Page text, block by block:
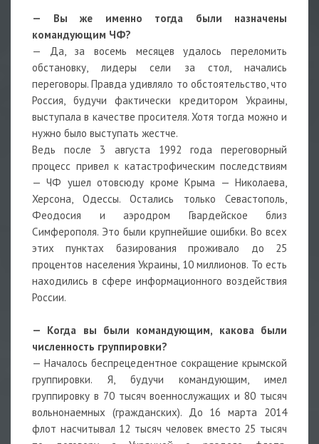
— Вы же именно тогда были назначены
командующим ЧФ?
— Да, за восемь месяцев удалось переломить
обстановку, лидеры сели за стол, начались
переговоры. Правда удивляло то обстоятельство, что
Россия, будучи фактически кредитором Украины,
выступала в качестве просителя. Хотя тогда можно и
нужно было выступать жестче.
Ведь после 3 августа 1992 года переговорный
процесс привел к катастрофическим последствиям
— ЧФ ушел отовсюду кроме Крыма — Николаева,
Херсона, Одессы. Остались только Севастополь,
Феодосия и аэродром Гвардейское близ
Симферополя. Это были крупнейшие ошибки. Во всех
этих пунктах базирования проживало до 25
процентов населения Украины, 10 миллионов. То есть
находились в сфере информационного воздействия
России.
— Когда вы были командующим, какова были
численность группировки?
— Началось беспрецедентное сокращение крымской
группировки. Я, будучи командующим, имел
группировку в 70 тысяч военнослужащих и 80 тысяч
вольнонаемных (гражданских). До 16 марта 2014
флот насчитывал 12 тысяч человек вместо 25 тысяч